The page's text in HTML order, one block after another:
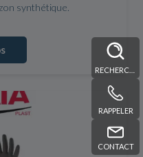
RAPPELER
CONTACT
synthétique.